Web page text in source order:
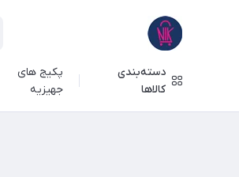
دسته‌بندی
کالاها
پکیج های
جهیزیه